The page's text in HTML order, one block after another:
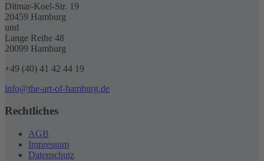
Ditmar-Koel-Str. 19
20459 Hamburg
und
Lange Reihe 48
20099 Hamburg
+49 (40) 41 42 44 19
info@the-art-of-hamburg.de
Rechtliches
AGB
Impressum
Datenschutz